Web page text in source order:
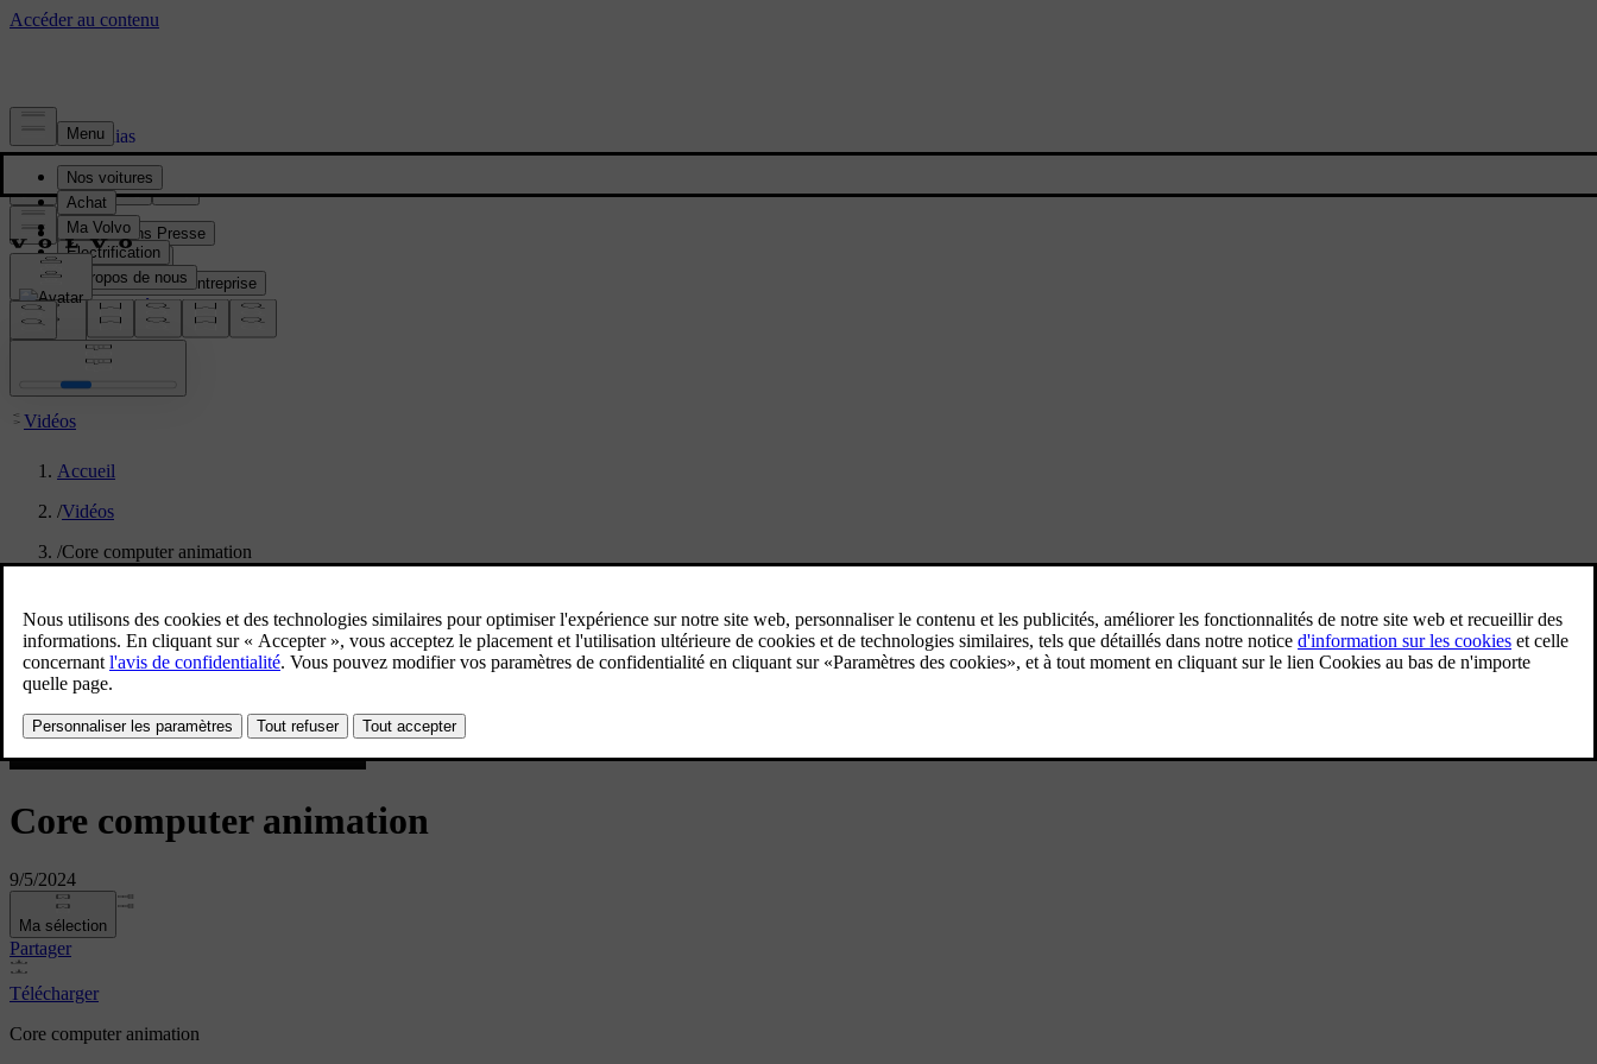
Presse & Médias
Informations Presse
Gamme Volvo
Informations sur l'entreprise
Contacts médias
location:
Vidéos
Accueil
/Vidéos
/Core computer animation
Core computer animation
9/5/2024
Ma sélection
Partager
Télécharger
Core computer animation